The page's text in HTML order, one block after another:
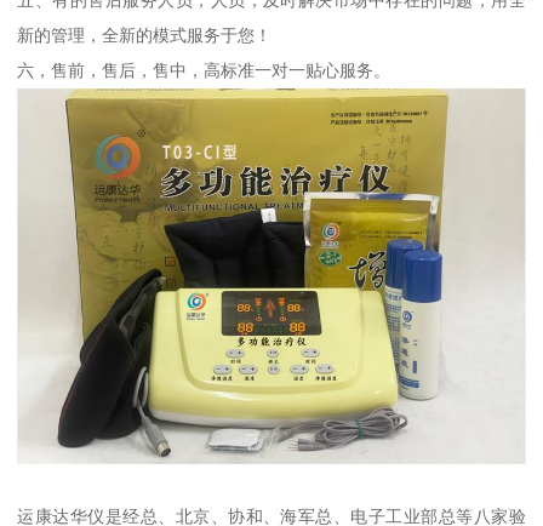
新的管理，全新的模式服务于您！
六，售前，售后，售中，高标准一对一贴心服务。
运康达华仪是经总、北京、协和、海军总、电子工业部总等八家验